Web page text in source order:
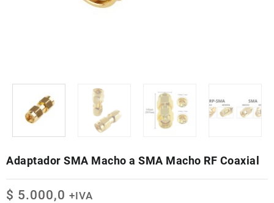
Adaptador SMA Macho a SMA Macho RF Coaxial
$ 5.000,0 +IVA